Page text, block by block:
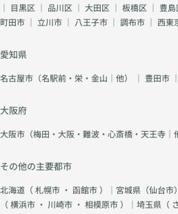
｜ 目黒区 ｜ 品川区 ｜ 大田区 ｜ 板橋区 ｜ 豊島
町田市 ｜ 立川市 ｜ 八王子市 ｜ 調布市 ｜ 西東
愛知県
名古屋市（名駅前・栄・金山｜他） ｜ 豊田市 ｜
大阪府
大阪市（梅田・大阪・難波・心斎橋・天王寺｜
その他の主要都市
北海道（札幌市 ・ 函館市）｜宮城県（仙台市
（横浜市 ・ 川崎市 ・ 相模原市）｜埼玉県（